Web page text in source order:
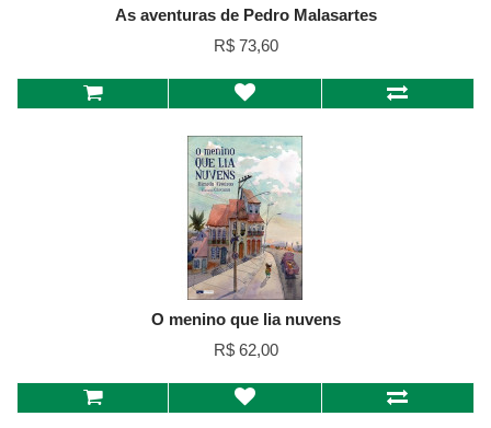
As aventuras de Pedro Malasartes
R$ 73,60
O menino que lia nuvens
R$ 62,00